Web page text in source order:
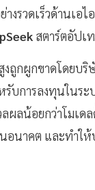
งรวดเร็วด้านเอ
สตาร์ตอัปเ
ถูกผูกขาดโดยบ
รับการลงทุนในร
ผลน้อยกว่าโมเ
อนาคต และทำใ